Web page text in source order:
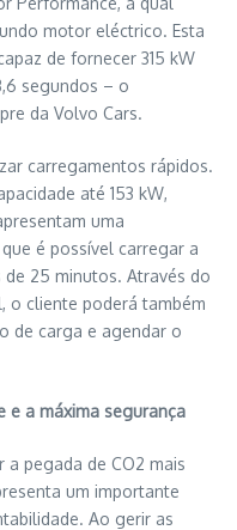
motor eléctrico. Esta
de fornecer 315 kW
segundos – o
da Volvo Cars.
carregamentos rápidos.
até 153 kW,
uma
é possível carregar a
25 minutos. Através do
o cliente poderá também
de carga e agendar o
e a máxima segurança
a pegada de CO2 mais
um importante
Ao gerir as